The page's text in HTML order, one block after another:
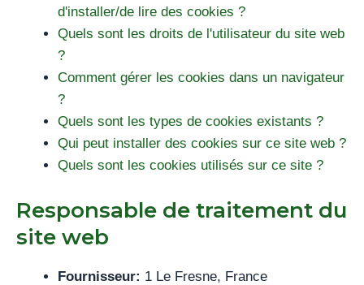
d'installer/de lire des cookies ?
Quels sont les droits de l'utilisateur du site web
?
Comment gérer les cookies dans un navigateur
?
Quels sont les types de cookies existants ?
Qui peut installer des cookies sur ce site web ?
Quels sont les cookies utilisés sur ce site ?
Responsable de traitement du
site web
Fournisseur: 1 Le Fresne, France